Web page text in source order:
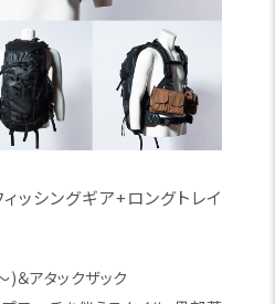
ィッシングギア+ロングトレイ
＆アタックザック